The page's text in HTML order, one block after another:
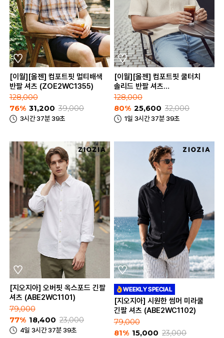
[이월][올젠] 컴포트핏 멀티배색
반팔 셔츠 (ZOE2WC1355)
128,000
76% 31,200 39,000
3시간 37분 39초
[이월][올젠] 컴포트핏 쿨터치
솔리드 반팔 셔츠
(ZOE2WC1357)
128,000
80% 25,600 32,000
1일 3시간 37분 39초
[지오지아] 오버핏 옥스포드 긴팔
셔츠 (ABE2WC1101)
79,000
77% 18,400 23,000
4일 3시간 37분 39초
[지오지아] 시원한 썸머 미라쿨
긴팔 셔츠 (ABE2WC1102)
79,000
81% 15,000 23,000